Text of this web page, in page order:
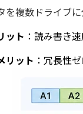
を複数ドライブ
ット ：読み書き
リット ：冗長性